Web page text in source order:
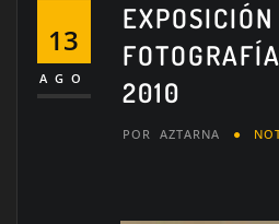
13
AGO
2010
POR AZTARNA